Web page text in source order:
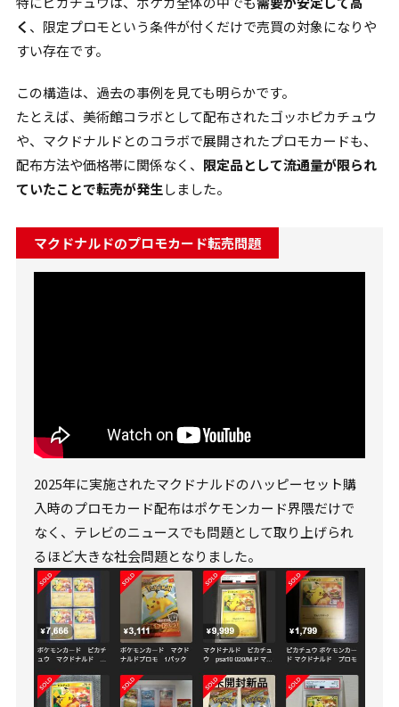
く 、限定プロモという条件が付くだけで売買の対象になりや
すい存在です。
この構造は、過去の事例を見ても明らかです。
たとえば、美術館コラボとして配布されたゴッホピカチュウ
や、マクドナルドとのコラボで展開されたプロモカードも、
配布方法や価格帯に関係なく、 限定品として流通量が限られ
ていたことで転売が発生しました。
マクドナルドのプロモカード転売問題
2025年に実施されたマクドナルドのハッピーセット購
入時のプロモカード配布はポケモンカード界隈だけで
なく、テレビのニュースでも問題として取り上げられ
るほど大きな社会問題となりました。